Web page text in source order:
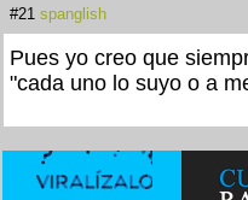
#21 spanglish
Pues yo creo que
"cada uno lo suyo o a